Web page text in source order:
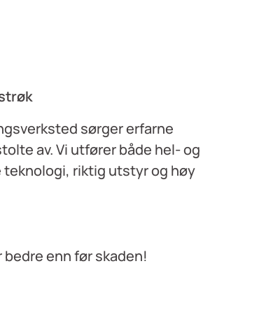
sørger erfarne
av. Vi utfører både hel- og
teknologi, riktig utstyr og høy
bedre enn før skaden!